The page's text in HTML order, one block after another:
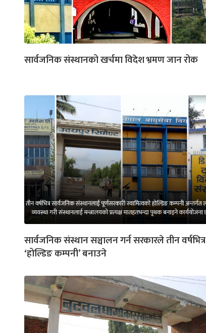
सार्वजनिक संस्थानको खर्चमा विदेश भ्रमण जान रोक
सार्वजनिक संस्थान सञ्चालन गर्न सरकारले तीन वर्षभित्र
‘होल्डिङ कम्पनी’ बनाउने